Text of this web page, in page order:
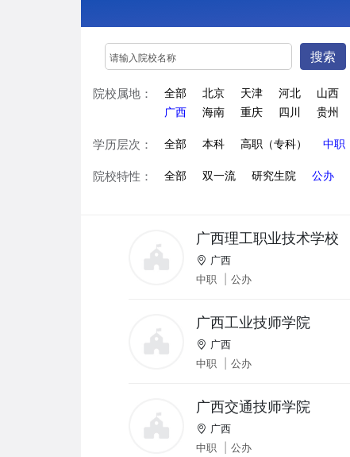
搜索
院校属地： 全部 北京 天津 河北 山西
广西
海南 重庆 四川 贵州
学历层次： 全部 本科 高职（专科） 中职
院校特性： 全部 双一流 研究生院 公办
广西理工职业技术学校
广西
中职
公办
广西工业技师学院
广西
中职
公办
广西交通技师学院
广西
中职
公办